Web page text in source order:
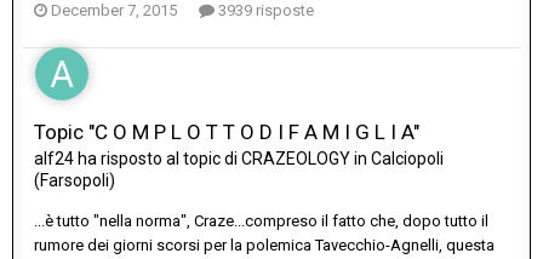
December 7, 2015 3939 risposte
Topic "C O M P L O T T O D I F A M I G L I A"
alf24 ha risposto al topic di CRAZEOLOGYin Calciopoli
(Farsopoli)
...è tutto "nella norma", Craze...compreso il fatto che, dopo tutto il
rumore dei giorni scorsi per la polemica Tavecchio-Agnelli, questa